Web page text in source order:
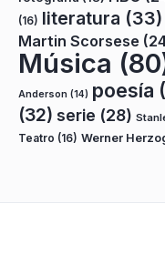
(16) literatura (33)
Martin Scorsese
Música
Anderson (14) poesía
(32) serie (28)
Teatro (16) Werner